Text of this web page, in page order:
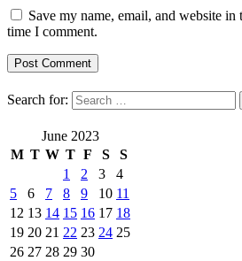
Save my name, email, and website
time I comment.
Search for:
June 2023
M T W T F S
S
1
2 3
4
5
6 7 8 9 10 11
12 13 14 15 16 17 18
19 20 21 22 23 24 25
26 27 28 29 30